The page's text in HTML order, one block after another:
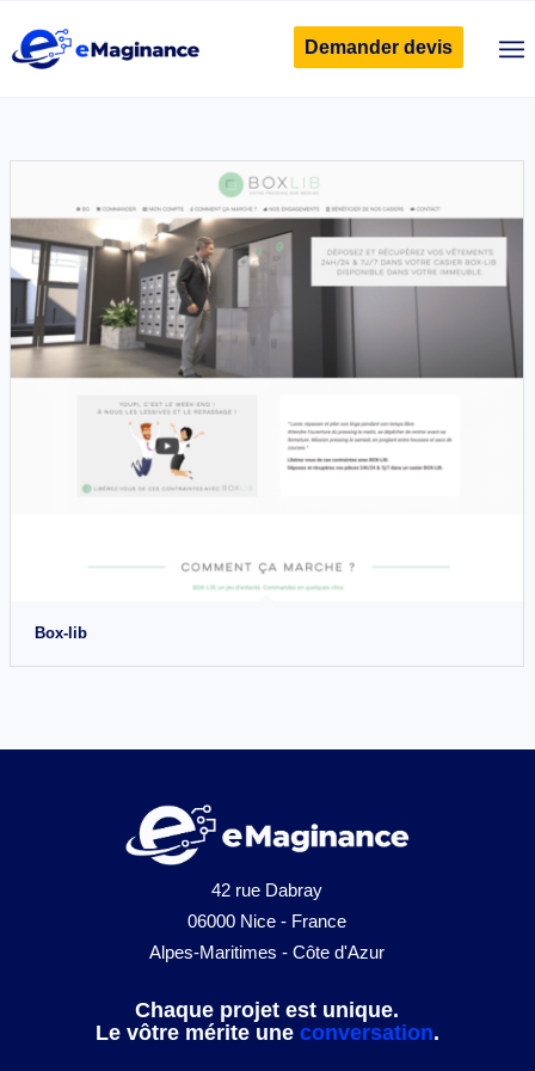
Demander devis
Box-lib
42 rue Dabray
06000 Nice - France
Alpes-Maritimes - Côte d'Azur
Chaque projet est unique.
Le vôtre mérite une conversation.